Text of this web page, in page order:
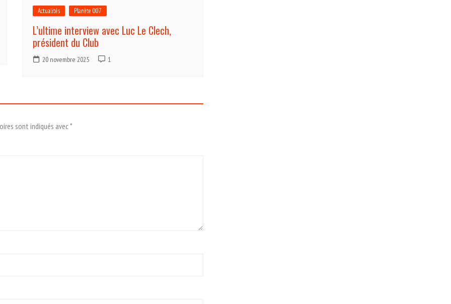
Actualités Planète 007
L’ultime interview avec Luc Le Clech,
président du Club
20 novembre 2025 1
sont indiqués avec*